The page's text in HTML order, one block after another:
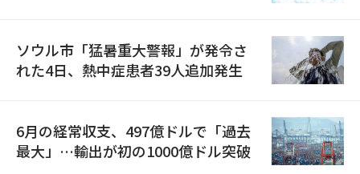
ソウル市「猛暑重大警報」が発令さ
れた4日、熱中症患者39人追加発生
6月の経常収支、497億ドルで「過去
最大」…輸出が初の1000億ドル突破